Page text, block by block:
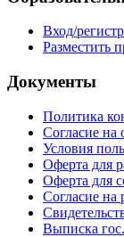
Вход/
Разместить
Документы
Политика
Согласие на
Условия
Оферта для
Оферта для
Согласие на
Выписка